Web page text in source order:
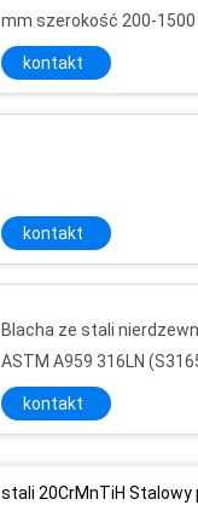
mm szerokość 200-1500
przemysłu
kontakt
kontakt
Blacha ze stali
ASTM A959 316LN
stali nierdzewnej
kontakt
niskowęglowej Q195